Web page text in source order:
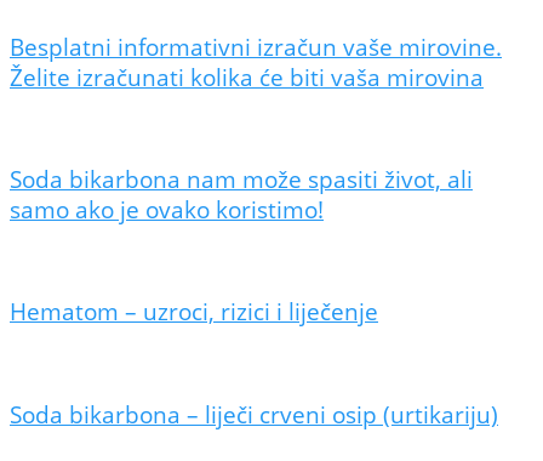
Besplatni informativni izračun vaše mirovine.
Želite izračunati kolika će biti vaša mirovina
Soda bikarbona nam može spasiti život, ali
samo ako je ovako koristimo!
Hematom – uzroci, rizici i liječenje
Soda bikarbona – liječi crveni osip (urtikariju)